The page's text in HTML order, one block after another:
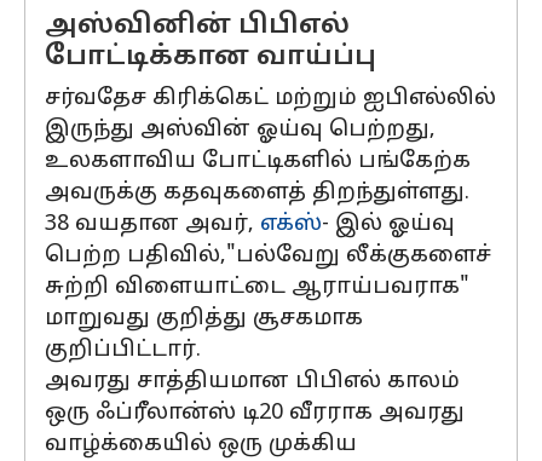
அஸ்வினின் பிபிஎல்
போட்டிக்கான வாய்ப்பு
சர்வதேச கிரிக்கெட் மற்றும் ஐபிஎல்லில்
இருந்து அஸ்வின் ஓய்வு பெற்றது,
உலகளாவிய போட்டிகளில் பங்கேற்க
அவருக்கு கதவுகளைத் திறந்துள்ளது.
38 வயதான அவர், எக்ஸ்- இல் ஓய்வு
பெற்ற பதிவில்,"பல்வேறு லீக்குகளைச்
சுற்றி விளையாட்டை ஆராய்பவராக"
மாறுவது குறித்து சூசகமாக
குறிப்பிட்டார்.
அவரது சாத்தியமான பிபிஎல் காலம்
ஒரு ஃப்ரீலான்ஸ் டி20 வீரராக அவரது
வாழ்க்கையில் ஒரு முக்கிய